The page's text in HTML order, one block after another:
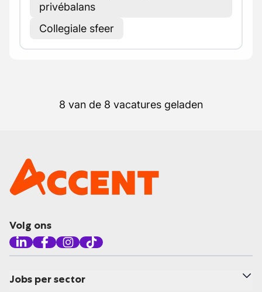
privébalans
Collegiale sfeer
8 van de 8 vacatures geladen
Volg ons
Jobs per sector